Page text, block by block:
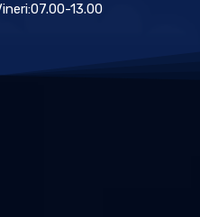
13.00